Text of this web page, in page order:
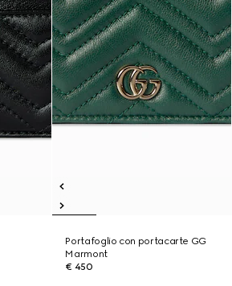
Portafoglio con portacarte GG
Marmont
€ 450